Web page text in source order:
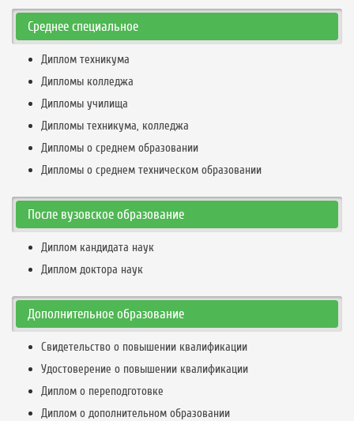
Среднее специальное
Диплом техникума
Дипломы колледжа
Дипломы училища
Дипломы техникума, колледжа
Дипломы о среднем образовании
Дипломы о среднем техническом образовании
После вузовское образование
Диплом кандидата наук
Диплом доктора наук
Дополнительное образование
Свидетельство о повышении квалификации
Удостоверение о повышении квалификации
Диплом о переподготовке
Диплом о дополнительном образовании